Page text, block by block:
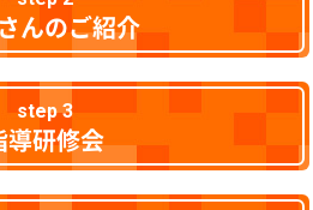
んのご紹介
step 3
導研修会